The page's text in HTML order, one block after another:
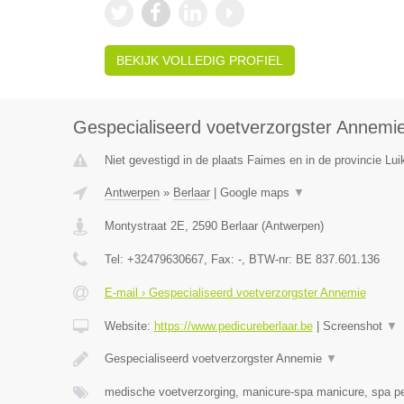
BEKIJK VOLLEDIG PROFIEL
Gespecialiseerd voetverzorgster
Niet gevestigd in de plaats Faimes en in de provincie
Antwerpen» Berlaar| Google maps ▼
Montystraat 2E, 2590 Berlaar(Antwerpen)
Tel: +32479630667, Fax: -, BTW-nr: BE 837.601.136
E-mail › Gespecialiseerd voetverzorgster Annemie
Website: https://www.pedicureberlaar.be| Screenshot ▼
Gespecialiseerd voetverzorgster Annemie ▼
medische voetverzorging, manicure-spa manicure, spa